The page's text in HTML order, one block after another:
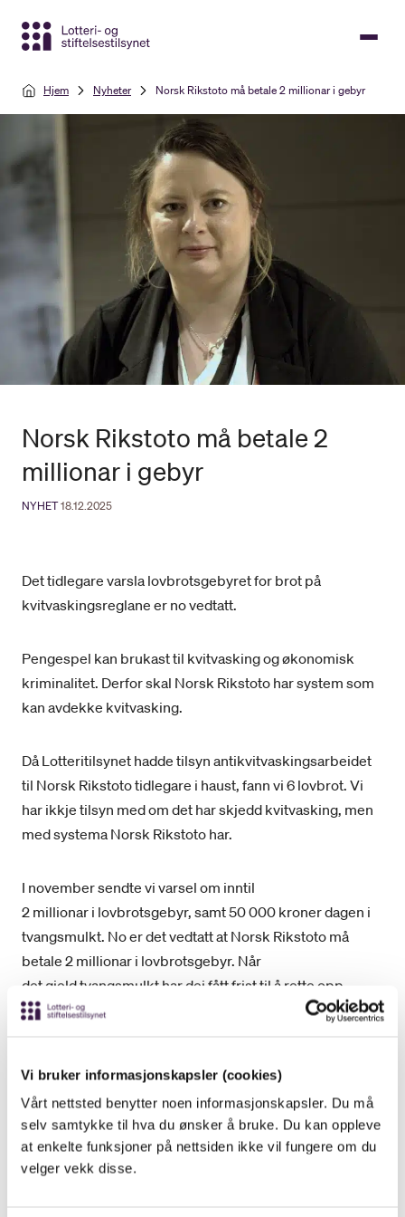
Vi bruker informasjonskapsler (cookies)
Vårt nettsted benytter noen informasjonskapsler. Du må
selv samtykke til hva du ønsker å bruke. Du kan oppleve
at enkelte funksjoner på nettsiden ikke vil fungere om du
velger vekk disse.
Hjem Nyheter Norsk Rikstoto må betale 2 millionar i gebyr
Norsk Rikstoto må betale 2
millionar i gebyr
NYHET18.12.2025
Det tidlegare varsla lovbrotsgebyret for brot på
kvitvaskingsreglane er no vedtatt.
Pengespel kan brukast til kvitvasking og økonomisk
kriminalitet. Derfor skal Norsk Rikstoto har system som
kan avdekke kvitvasking.
Då Lotteritilsynet hadde tilsyn antikvitvaskingsarbeidet
til Norsk Rikstoto tidlegare i haust, fann vi 6 lovbrot. Vi
har ikkje tilsyn med om det har skjedd kvitvasking, men
med systema Norsk Rikstoto har.
I november sendte vi varsel om inntil
2 millionar i lovbrotsgebyr, samt 50 000 kroner dagen i
tvangsmulkt. No er det vedtatt at Norsk Rikstoto må
betale 2 millionar i lovbrotsgebyr. Når
det gjeld tvangsmulkt har dei fått frist til å rette opp
avvika. Dersom dei ikkje er retta innan fastsette fristar,
– Dei har bevisst sett til side absolutte lovkrav som
skal gjere dei i stand til å avdekke og hindre kvitvasking.
Når dei ikkje har gode nok system aukar risikoen for
at dei skal bli utnytta til kvitvasking